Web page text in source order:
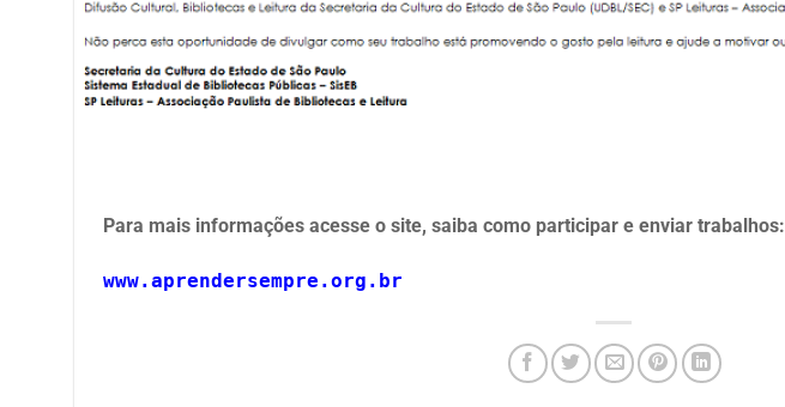
Para mais informações acesse o site, saiba como participar e enviar trabalhos:
www.aprendersempre.org.br